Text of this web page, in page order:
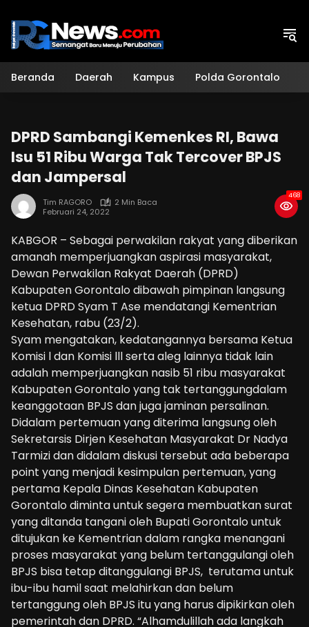
konten
Beranda Daerah Kampus Polda Gorontalo
DPRD Sambangi Kemenkes RI, Bawa
Isu 51 Ribu Warga Tak Tercover BPJS
dan Jampersal
Tim RAGORO
2 Min Baca
Februari 24, 2022
468
KABGOR – Sebagai perwakilan rakyat yang diberikan
amanah memperjuangkan aspirasi masyarakat,
Dewan Perwakilan Rakyat Daerah (DPRD)
Kabupaten Gorontalo dibawah pimpinan langsung
ketua DPRD Syam T Ase mendatangi Kementrian
Kesehatan, rabu (23/2).
Syam mengatakan, kedatangannya bersama Ketua
Komisi l dan Komisi lll serta aleg lainnya tidak lain
adalah memperjuangkan nasib 51 ribu masyarakat
Kabupaten Gorontalo yang tak tertanggungdalam
keanggotaan BPJS dan juga jaminan persalinan.
Didalam pertemuan yang diterima langsung oleh
Sekretarsis Dirjen Kesehatan Masyarakat Dr Nadya
Tarmizi dan didalam diskusi tersebut ada beberapa
point yang menjadi kesimpulan pertemuan, yang
pertama Kepala Dinas Kesehatan Kabupaten
Gorontalo diminta untuk segera membuatkan surat
yang ditanda tangani oleh Bupati Gorontalo untuk
ditujukan ke Kementrian dalam rangka menangani
proses masyarakat yang belum tertanggulangi oleh
BPJS bisa tetap ditanggulangi BPJS, terutama untuk
ibu-ibu hamil saat melahirkan dan belum
tertanggung oleh BPJS itu yang harus dipikirkan oleh
pemerintah dan DPRD. “Alhamdulillah ada langkah